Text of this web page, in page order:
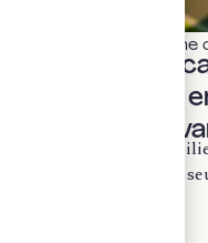
Fiscalité &
Immobilier
sécuriser les
préserver
En matière
fiscal ne dépend pas